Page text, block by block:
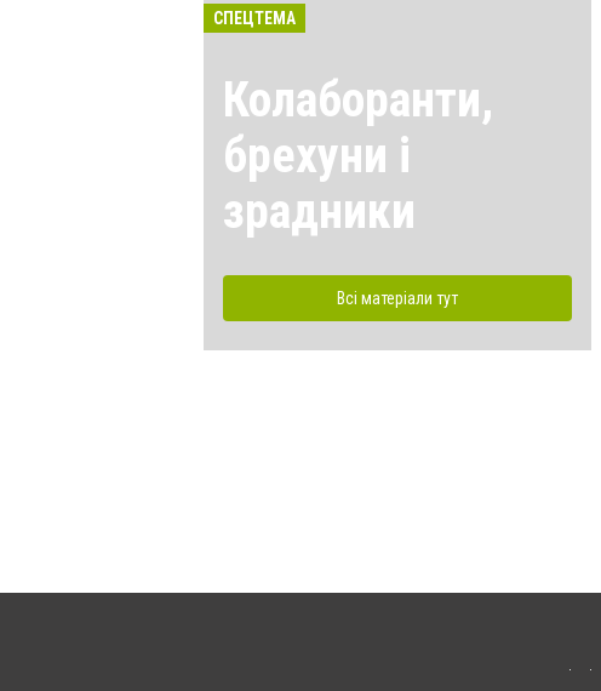
СПЕЦТЕМА
Колаборанти,
брехуни і
зрадники
Всі матеріали тут